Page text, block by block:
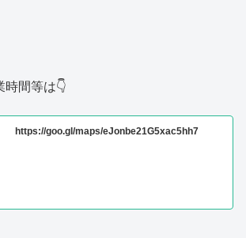
時間等は👇
https://goo.gl/maps/eJonbe21G5xac5hh7